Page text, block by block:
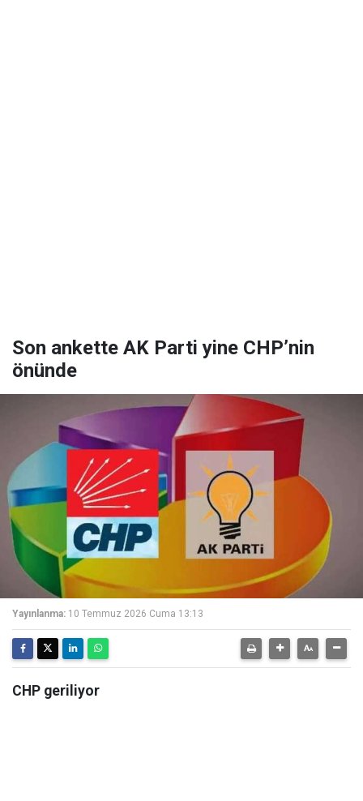
Son ankette AK Parti yine CHP’nin
önünde
Yayınlanma: 10 Temmuz 2026 Cuma 13:13
CHP geriliyor